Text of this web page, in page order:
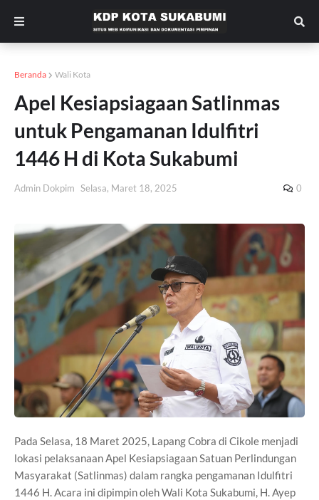
Beranda Wali Kota
Apel Kesiapsiagaan Satlinmas
untuk Pengamanan Idulfitri
1446 H di Kota Sukabumi
Admin Dokpim Selasa, Maret 18, 2025 0
Pada Selasa, 18 Maret 2025, Lapang Cobra di Cikole menjadi
lokasi pelaksanaan Apel Kesiapsiagaan Satuan Perlindungan
Masyarakat (Satlinmas) dalam rangka pengamanan Idulfitri
1446 H. Acara ini dipimpin oleh Wali Kota Sukabumi, H. Ayep